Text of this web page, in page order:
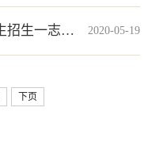
2020-05-19
试成绩公示
下页